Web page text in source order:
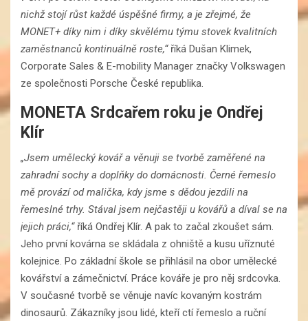
nichž stojí růst každé úspěšné firmy, a je zřejmé, že
MONET+ díky nim i díky skvělému týmu stovek kvalitních
zaměstnanců kontinuálně roste,“ říká Dušan Klimek,
Corporate Sales & E-mobility Manager značky Volkswagen
ze společnosti Porsche České republika.
MONETA Srdcařem roku je Ondřej
Klír
„Jsem umělecký kovář a věnuji se tvorbě zaměřené na
zahradní sochy a doplňky do domácnosti. Černé řemeslo
mě provází od malička, kdy jsme s dědou jezdili na
řemeslné trhy. Stával jsem nejčastěji u kovářů a díval se na
jejich práci,“říká Ondřej Klír. A pak to začal zkoušet sám.
Jeho první kovárna se skládala z ohniště a kusu uříznuté
kolejnice. Po základní škole se přihlásil na obor umělecké
kovářství a zámečnictví. Práce kováře je pro něj srdcovka.
V současné tvorbě se věnuje navíc kovaným kostrám
dinosaurů. Zákazníky jsou lidé, kteří ctí řemeslo a ruční